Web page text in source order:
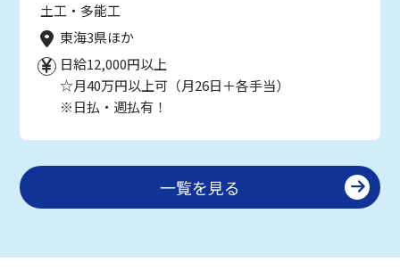
土工・多能工
東海3県ほか
日給12,000円以上
☆月40万円以上可（月26日＋各手当）
※日払・週払有！
一覧を見る